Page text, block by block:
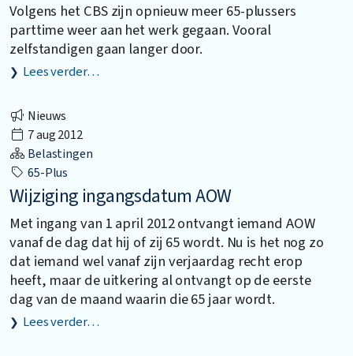
Volgens het CBS zijn opnieuw meer 65-plussers
parttime weer aan het werk gegaan. Vooral
zelfstandigen gaan langer door.
Lees verder…
Nieuws
7 aug 2012
Belastingen
65-Plus
Wijziging ingangsdatum AOW
Met ingang van 1 april 2012 ontvangt iemand AOW
vanaf de dag dat hij of zij 65 wordt. Nu is het nog zo
dat iemand wel vanaf zijn verjaardag recht erop
heeft, maar de uitkering al ontvangt op de eerste
dag van de maand waarin die 65 jaar wordt.
Lees verder…